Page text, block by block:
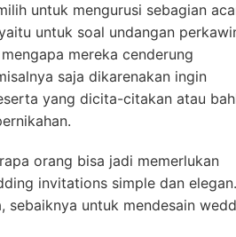
untuk mengurusi sebagian
untuk soal undangan
mereka cenderung
saja dikarenakan ingin
yang dicita-citakan atau
orang bisa jadi memerlukan
invitations simple dan elegan.
sebaiknya untuk mendesain